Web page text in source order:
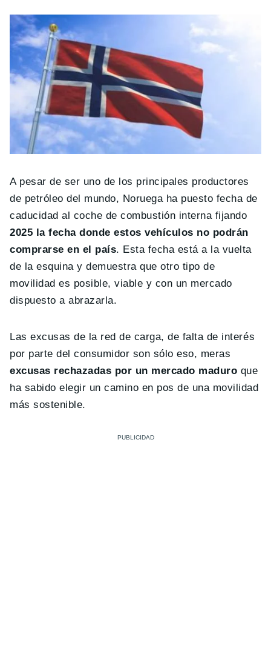
A pesar de ser uno de los principales productores
de petróleo del mundo, Noruega ha puesto fecha de
caducidad al coche de combustión interna fijando
2025 la fecha donde estos vehículos no podrán
comprarse en el país. Esta fecha está a la vuelta
de la esquina y demuestra que otro tipo de
movilidad es posible, viable y con un mercado
dispuesto a abrazarla.
Las excusas de la red de carga, de falta de interés
por parte del consumidor son sólo eso, meras
excusas rechazadas por un mercado maduro que
ha sabido elegir un camino en pos de una movilidad
más sostenible.